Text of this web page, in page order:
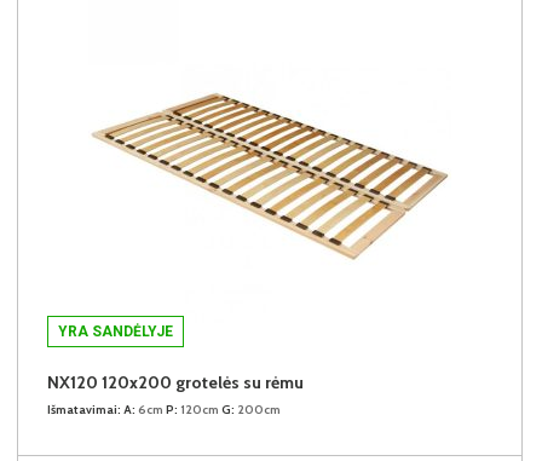
YRA SANDĖLYJE
NX120 120x200 grotelės su rėmu
Išmatavimai: A: 6cm P: 120cm G: 200cm